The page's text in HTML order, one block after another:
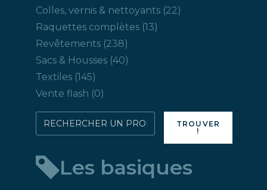
produits
Colles, vernis & nettoyants 2222
Raquettes complètes 1313
Revêtements 238238
produits
Sacs & Housses 4040
Textiles 145145
produits
Vente flash 00
Rechercher
directement
produit
:
TROUVER
!
Les basiques